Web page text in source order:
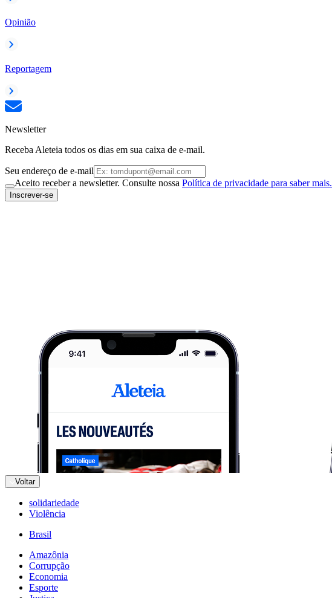
Opinião
Reportagem
Newsletter
Receba Aleteia todos os dias em sua caixa de e-mail.
Seu endereço de e-mail
Aceito receber a newsletter. Consulte nossa Política de privacidade para saber mais.
Inscrever-se
Voltar
solidariedade
Violência
Brasil
Amazônia
Corrupção
Economia
Esporte